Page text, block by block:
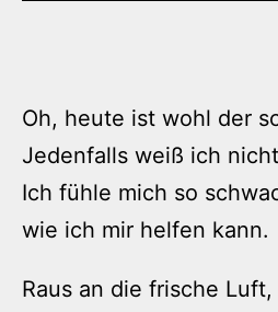
Oh, heute ist wohl der
Jedenfalls weiß ich
Ich fühle mich so
wie ich mir helfen kann.
Raus an die frische